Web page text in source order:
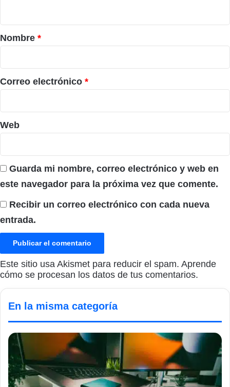
r
i
o
*
Nombre *
Correo electrónico *
Web
Guarda mi nombre, correo electrónico y web en
este navegador para la próxima vez que comente.
Recibir un correo electrónico con cada nueva
entrada.
Este sitio usa Akismet para reducir el spam. Aprende
cómo se procesan los datos de tus comentarios.
En la misma categoría